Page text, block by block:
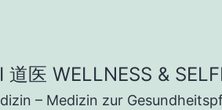
道医 WELLNESS &
– Medizin zur